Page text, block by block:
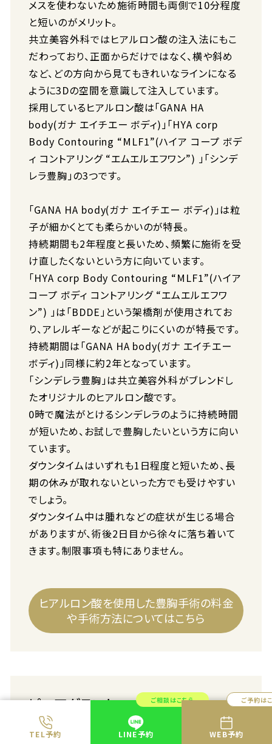
TEL予約
ご相談はこちら
LINE予約
ご予約は
WEB予約
メスを使わないため施術時間も両側で10分程度
と短いのがメリット。
共立美容外科ではヒアルロン酸の注入法にもこ
だわっており、正面からだけではなく、横や斜め
など、どの方向から見てもきれいなラインになる
ように3Dの空間を意識して注入しています。
採用しているヒアルロン酸は「GANA HA
body(ガナ エイチエー ボディ)」「HYA corp
Body Contouring “MLF1”(ハイア コープ ボデ
ィ コントアリング “エムエルエフワン”) 」「シンデ
レラ豊胸」の3つです。
「GANA HA body(ガナ エイチエー ボディ)」は粒
子が細かくとても柔らかいのが特長。
持続期間も2年程度と長いため、頻繁に施術を受
け直したくないという方に向いています。
「HYA corp Body Contouring “MLF1”(ハイア
コープ ボディ コントアリング “エムエルエフワ
ン”) 」は「BDDE」という架橋剤が使用されてお
り、アレルギーなどが起こりにくいのが特長です。
持続期間は「GANA HA body(ガナ エイチエー
ボディ)」同様に約2年となっています。
「シンデレラ豊胸」は共立美容外科がブレンドし
たオリジナルのヒアルロン酸です。
0時で魔法がとけるシンデレラのように持続時間
が短いため、お試しで豊胸したいという方に向い
ています。
ダウンタイムはいずれも1日程度と短いため、長
期の休みが取れないといった方でも受けやすい
でしょう。
ダウンタイム中は腫れなどの症状が生じる場合
がありますが、術後2日目から徐々に落ち着いて
きます。制限事項も特にありません。
ヒアルロン酸を使用した豊胸手術の料金
や手術方法についてはこちら
ピュアグラフト
「ピュアグラフト」とは、脂肪注入法の一つです。